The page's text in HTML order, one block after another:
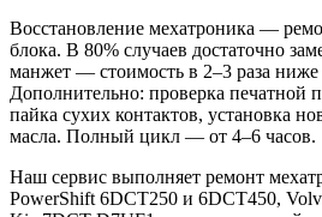
Восстановление мехатроника —
блока. В 80% случаев достаточно
манжет — стоимость в 2–3 раза ниже
Дополнительно: проверка печатной
пайка сухих контактов, установка
масла. Полный цикл — от 4–6 часов.
Наш сервис выполняет ремонт
PowerShift 6DCT250 и 6DCT450,